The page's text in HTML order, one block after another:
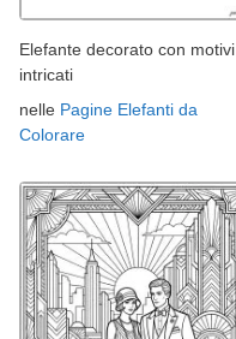
Elefante decorato con motivi
intricati
nelle Pagine Elefanti da
Colorare